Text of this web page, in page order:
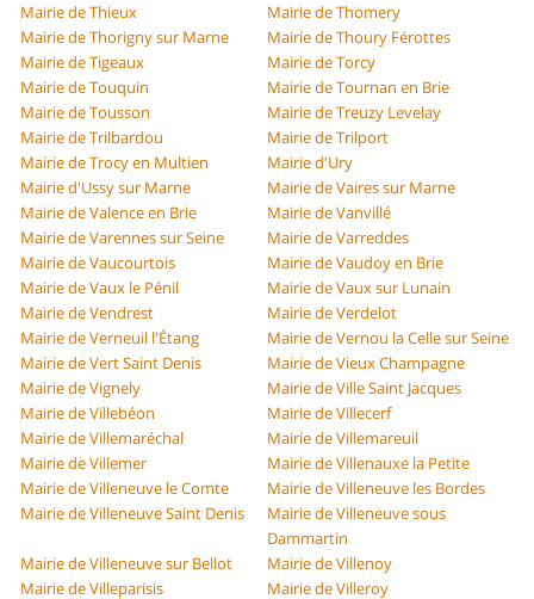
Mairie de Thieux
Mairie de Thomery
Mairie de Thorigny sur Marne
Mairie de Thoury Férottes
Mairie de Tigeaux
Mairie de Torcy
Mairie de Touquin
Mairie de Tournan en Brie
Mairie de Tousson
Mairie de Treuzy Levelay
Mairie de Trilbardou
Mairie de Trilport
Mairie de Trocy en Multien
Mairie d'Ury
Mairie d'Ussy sur Marne
Mairie de Vaires sur Marne
Mairie de Valence en Brie
Mairie de Vanvillé
Mairie de Varennes sur Seine
Mairie de Varreddes
Mairie de Vaucourtois
Mairie de Vaudoy en Brie
Mairie de Vaux le Pénil
Mairie de Vaux sur Lunain
Mairie de Vendrest
Mairie de Verdelot
Mairie de Verneuil l'Étang
Mairie de Vernou la Celle sur Seine
Mairie de Vert Saint Denis
Mairie de Vieux Champagne
Mairie de Vignely
Mairie de Ville Saint Jacques
Mairie de Villebéon
Mairie de Villecerf
Mairie de Villemaréchal
Mairie de Villemareuil
Mairie de Villemer
Mairie de Villenauxe la Petite
Mairie de Villeneuve le Comte
Mairie de Villeneuve les Bordes
Mairie de Villeneuve Saint Denis
Mairie de Villeneuve sous
Dammartin
Mairie de Villeneuve sur Bellot
Mairie de Villenoy
Mairie de Villeparisis
Mairie de Villeroy